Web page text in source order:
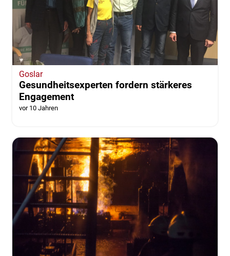
Goslar
Gesundheitsexperten fordern stärkeres
Engagement
vor 10 Jahren